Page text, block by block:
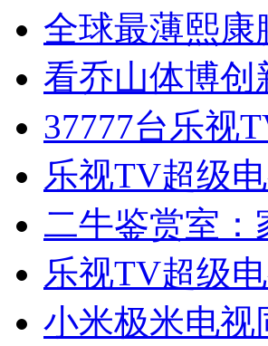
全球最薄熙
看乔山体博创
37777台乐视
乐视TV超级
二牛鉴赏室：
乐视TV超级
小米极米电视